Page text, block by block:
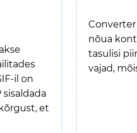
il on
et
nõua
tasulisi
vajad,